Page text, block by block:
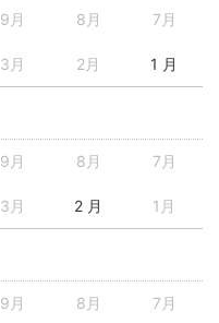
9月 8月 7月
3月 2月 1 月
9月 8月 7月
3月 2 月 1月
9月 8月 7月